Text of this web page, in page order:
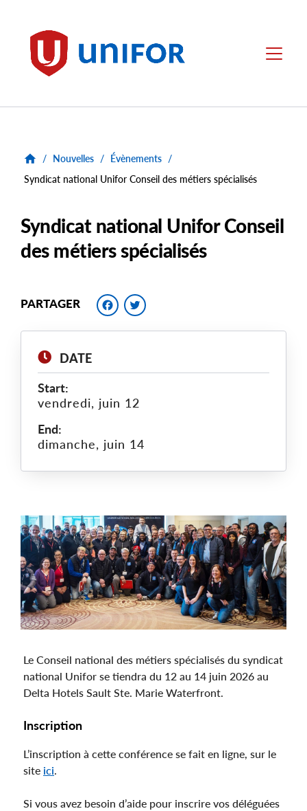
Unifor Menu
/ Nouvelles / Évènements /
Syndicat national Unifor Conseil des métiers spécialisés
Syndicat national Unifor Conseil
des métiers spécialisés
PARTAGER Facebook
DATE
Start:
vendredi, juin 12
End:
dimanche, juin 14
Main
Image
Le Conseil national des métiers spécialisés du syndicat
national Unifor se tiendra du 12 au 14 juin 2026 au
Delta Hotels Sault Ste. Marie Waterfront.
Inscription
L’inscription à cette conférence se fait en ligne, sur le
site ici.
Si vous avez besoin d’aide pour inscrire vos déléguées